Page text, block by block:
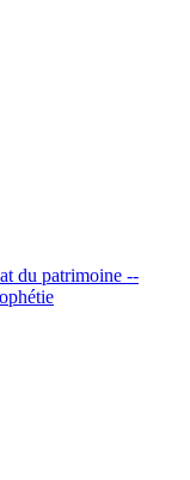
du patrimoine --